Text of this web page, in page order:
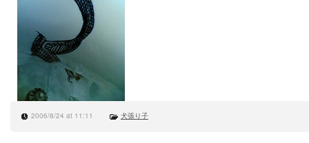
2006/8/24 at 11:11 犬張り子